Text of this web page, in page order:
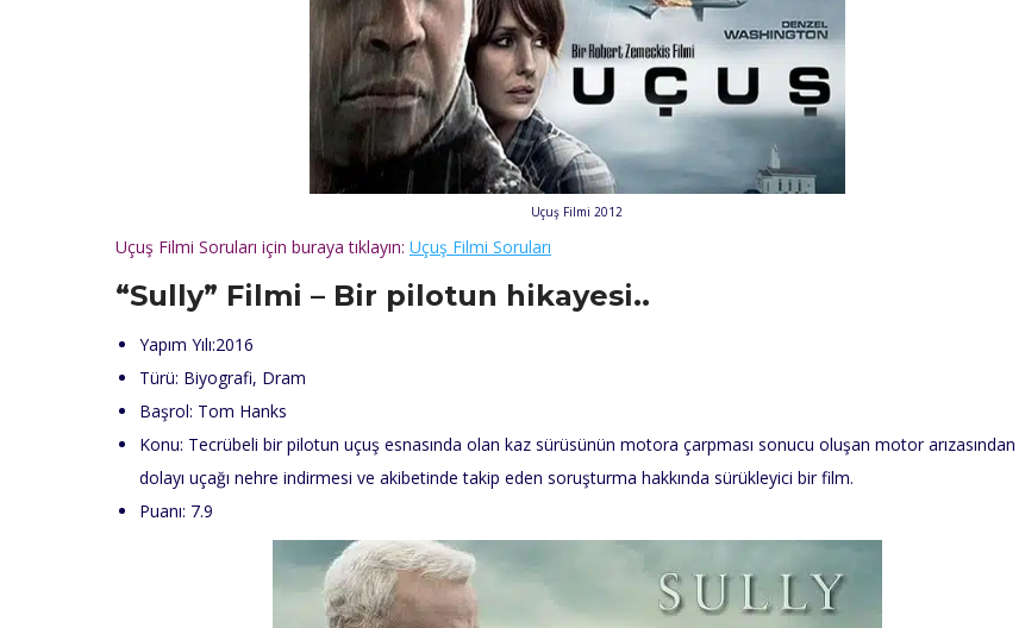
Uçuş Filmi 2012
Uçuş Filmi Soruları için buraya tıklayın: Uçuş Filmi Soruları
“Sully” Filmi – Bir pilotun hikayesi..
Yapım Yılı:2016
Türü: Biyografi, Dram
Başrol: Tom Hanks
Konu: Tecrübeli bir pilotun uçuş esnasında olan kaz sürüsünün motora çarpması sonucu oluşan motor arızasından
dolayı uçağı nehre indirmesi ve akibetinde takip eden soruşturma hakkında sürükleyici bir film.
Puanı: 7.9